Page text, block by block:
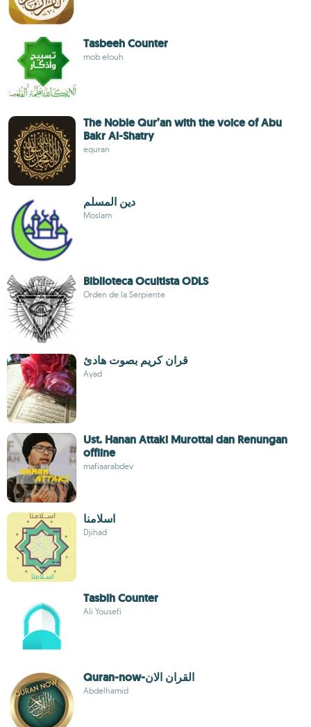
Tasbeeh Counter
mob elouh
The Noble Qur’an with the voice of Abu
Bakr Al-Shatry
equran
دين المسلم
Moslam
Biblioteca Ocultista ODLS
Orden de la Serpiente
قران كريم بصوت هادئ
Ayad
Ust. Hanan Attaki Murottal dan Renungan
offline
mafiaarabdev
اسلامنا
Djihad
Tasbih Counter
Ali Yousefi
Quran-now-القران الان
Abdelhamid